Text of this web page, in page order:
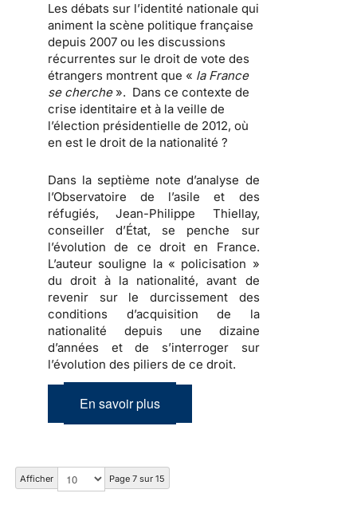
Les débats sur l’identité nationale qui
animent la scène politique française
depuis 2007 ou les discussions
récurrentes sur le droit de vote des
étrangers montrent que « la France
se cherche». Dans ce contexte de
crise identitaire et à la veille de
l’élection présidentielle de 2012, où
en est le droit de la nationalité ?
Dans la septième note d’analyse de
l’Observatoire de l’asile et des
réfugiés,Jean-Philippe Thiellay,
conseiller d’État, se penche sur
l’évolution de ce droit en France.
L’auteur souligne la « policisation »
du droit à la nationalité, avant de
revenir sur le durcissement des
conditions d’acquisition de la
nationalité depuis une dizaine
d’années et de s’interroger sur
l’évolution des piliers de ce droit.
En savoir plus
Afficher Page 7 sur 15